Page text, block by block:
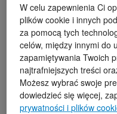
W celu zapewnienia Ci
plików cookie i innych
za pomocą tych
celów, między innymi do
zapamiętywania Twoich
najtrafniejszych treści
Możesz wybrać swoje
dowiedzieć się więcej,
prywatności i plików